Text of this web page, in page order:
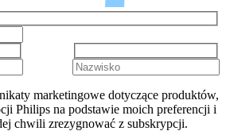
marketingowe dotyczące produktów,
Philips na podstawie moich preferencji i
chwili zrezygnować z subskrypcji.